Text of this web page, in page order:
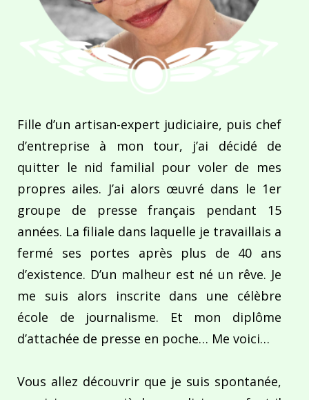
Fille d’un artisan-expert judiciaire, puis chef
d’entreprise à mon tour, j’ai décidé de
quitter le nid familial pour voler de mes
propres ailes. J’ai alors œuvré dans le 1er
groupe de presse français pendant 15
années. La filiale dans laquelle je travaillais a
fermé ses portes après plus de 40 ans
d’existence. D’un malheur est né un rêve. Je
me suis alors inscrite dans une célèbre
école de journalisme. Et mon diplôme
d’attachée de presse en poche… Me voici…
Vous allez découvrir que je suis spontanée,